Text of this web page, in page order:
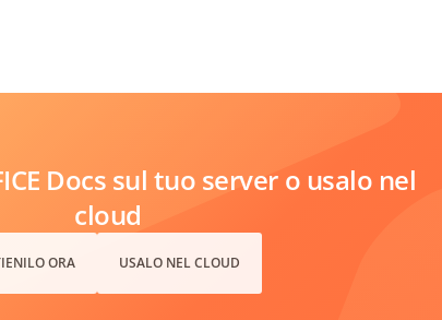
Docs sul tuo server o usalo nel
cloud
ORA USALO NEL CLOUD